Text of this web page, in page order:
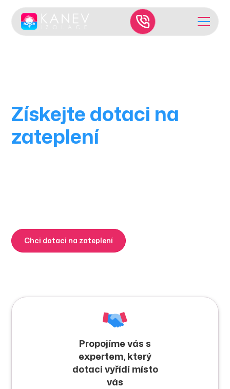
Získejte dotaci na
zatepleníbez stresu a
Chci dotaci na zateplení
Propojíme vás s
expertem, který
dotaci vyřídí místo
vás